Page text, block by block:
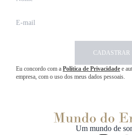
CADASTRAR
Eu concordo com a Política de Privacidade e
empresa, com o uso dos meus dados pessoais.
Um mundo de